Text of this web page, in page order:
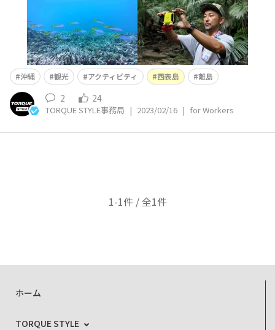
沖縄 観光 アクティビティ 西表島 離島
2 24
TORQUE STYLE事務局 | 2023/02/16 | for Workers
1-1件 / 全1件
ホーム
TORQUE STYLE